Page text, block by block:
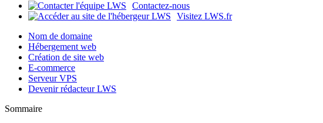
Contactez-nous
Visitez LWS.fr
Nom de domaine
Hébergement web
Création de site web
E-commerce
Serveur VPS
Devenir rédacteur LWS
Sommaire